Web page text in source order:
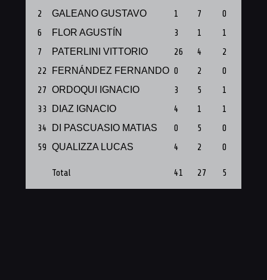
2 GALEANO GUSTAVO 1 7 0
6
FLOR AGUSTÍN 3 1 1
7
PATERLINI VITTORIO 26 4 2
22
FERNÁNDEZ FERNANDO 0 2 0
27 ORDOQUI IGNACIO 3 5 1
33
DIAZ IGNACIO 4 1 1
34
DI PASCUASIO MATIAS 0 5 0
59 QUALIZZA LUCAS 4 2 0
Total 41 27 5